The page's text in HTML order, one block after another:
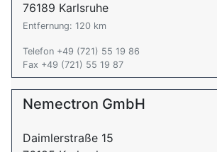
76189 Karlsruhe
Entfernung: 120 km
Telefon +49 (721) 55 19 86
Fax +49 (721) 55 19 87
Nemectron GmbH
Daimlerstraße 15